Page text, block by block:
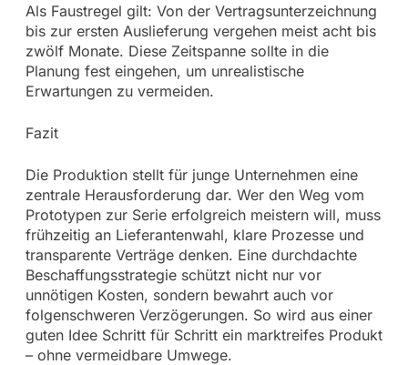
Als Faustregel gilt: Von der Vertragsunterzeichnung
bis zur ersten Auslieferung vergehen meist acht bis
zwölf Monate. Diese Zeitspanne sollte in die
Planung fest eingehen, um unrealistische
Erwartungen zu vermeiden.
Fazit
Die Produktion stellt für junge Unternehmen eine
zentrale Herausforderung dar. Wer den Weg vom
Prototypen zur Serie erfolgreich meistern will, muss
frühzeitig an Lieferantenwahl, klare Prozesse und
transparente Verträge denken. Eine durchdachte
Beschaffungsstrategie schützt nicht nur vor
unnötigen Kosten, sondern bewahrt auch vor
folgenschweren Verzögerungen. So wird aus einer
guten Idee Schritt für Schritt ein marktreifes Produkt
– ohne vermeidbare Umwege.